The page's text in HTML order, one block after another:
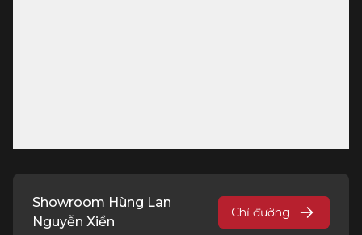
Showroom Hùng Lan
Nguyễn Xiển
Chỉ đường